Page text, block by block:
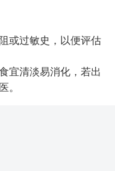
或过敏史，以便评估
宜清淡易消化，若出
。